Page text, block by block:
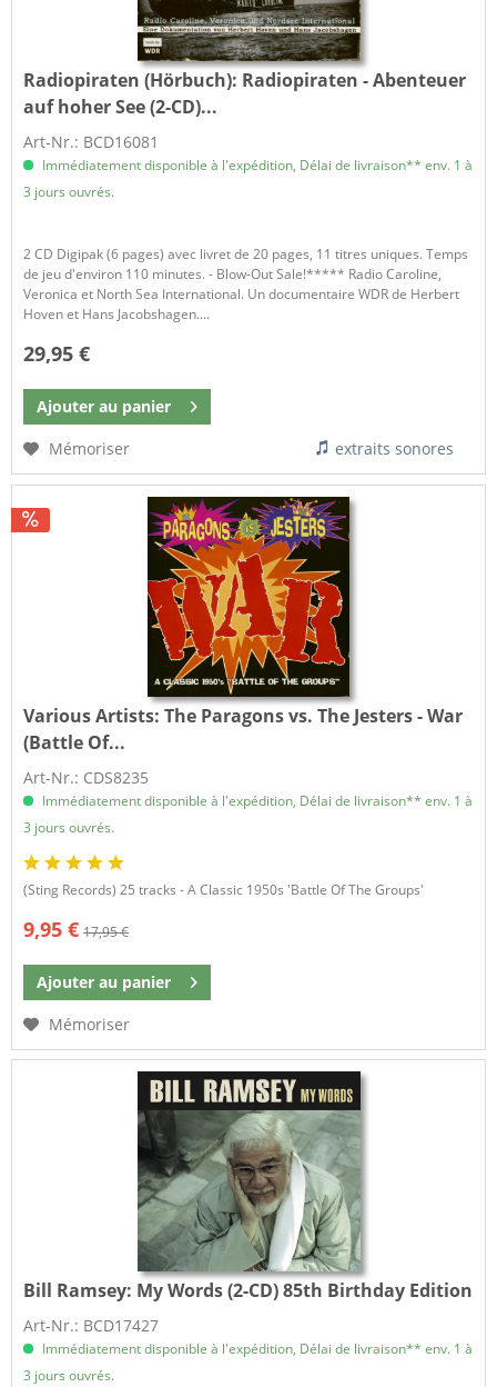
Radiopiraten (Hörbuch): Radiopiraten - Abenteuer
auf hoher See (2-CD)...
Art-Nr.: BCD16081
Immédiatement disponible à l'expédition, Délai de livraison** env. 1 à
3 jours ouvrés.
2 CD Digipak (6 pages) avec livret de 20 pages, 11 titres uniques. Temps
de jeu d'environ 110 minutes. - Blow-Out Sale!***** Radio Caroline,
Veronica et North Sea International. Un documentaire WDR de Herbert
Hoven et Hans Jacobshagen....
29,95 €
Ajouter au panier
Mémoriser
extraits sonores
Various Artists: The Paragons vs. The Jesters - War
(Battle Of...
Art-Nr.: CDS8235
Immédiatement disponible à l'expédition, Délai de livraison** env. 1 à
3 jours ouvrés.
(Sting Records) 25 tracks - A Classic 1950s 'Battle Of The Groups'
9,95 € 17,95 €
Ajouter au panier
Mémoriser
Bill Ramsey: My Words (2-CD) 85th Birthday Edition
Art-Nr.: BCD17427
Immédiatement disponible à l'expédition, Délai de livraison** env. 1 à
3 jours ouvrés.